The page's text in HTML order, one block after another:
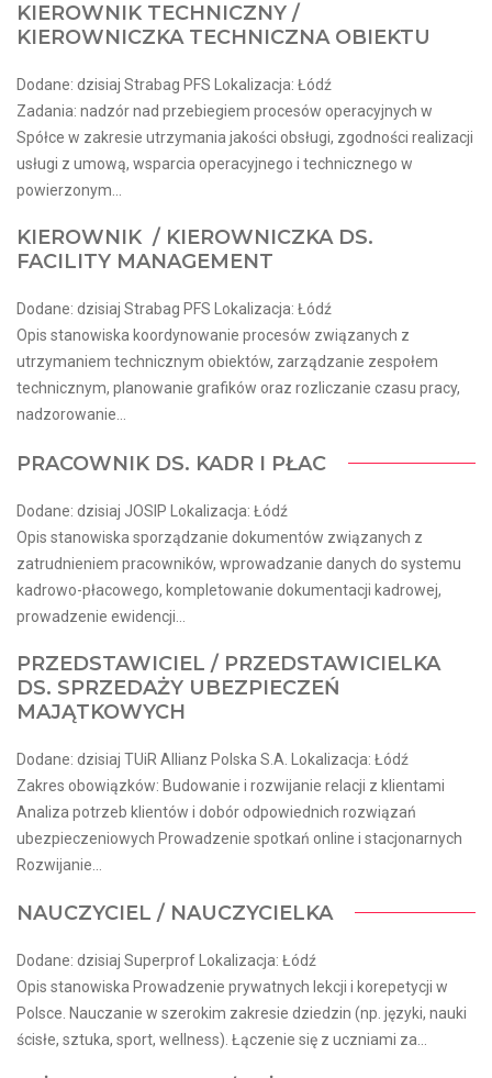
KIEROWNIK TECHNICZNY /
KIEROWNICZKA TECHNICZNA OBIEKTU
Dodane: dzisiaj Strabag PFS Lokalizacja: Łódź
Zadania: nadzór nad przebiegiem procesów operacyjnych w
Spółce w zakresie utrzymania jakości obsługi, zgodności realizacji
usługi z umową, wsparcia operacyjnego i technicznego w
powierzonym...
KIEROWNIK / KIEROWNICZKA DS.
FACILITY MANAGEMENT
Dodane: dzisiaj Strabag PFS Lokalizacja: Łódź
Opis stanowiska koordynowanie procesów związanych z
utrzymaniem technicznym obiektów, zarządzanie zespołem
technicznym, planowanie grafików oraz rozliczanie czasu pracy,
nadzorowanie...
PRACOWNIK DS. KADR I PŁAC
Dodane: dzisiaj JOSIP Lokalizacja: Łódź
Opis stanowiska sporządzanie dokumentów związanych z
zatrudnieniem pracowników, wprowadzanie danych do systemu
kadrowo-płacowego, kompletowanie dokumentacji kadrowej,
prowadzenie ewidencji...
PRZEDSTAWICIEL / PRZEDSTAWICIELKA
DS. SPRZEDAŻY UBEZPIECZEŃ
MAJĄTKOWYCH
Dodane: dzisiaj TUiR Allianz Polska S.A. Lokalizacja: Łódź
Zakres obowiązków: Budowanie i rozwijanie relacji z klientami
Analiza potrzeb klientów i dobór odpowiednich rozwiązań
ubezpieczeniowych Prowadzenie spotkań online i stacjonarnych
Rozwijanie...
NAUCZYCIEL / NAUCZYCIELKA
Dodane: dzisiaj Superprof Lokalizacja: Łódź
Opis stanowiska Prowadzenie prywatnych lekcji i korepetycji w
Polsce. Nauczanie w szerokim zakresie dziedzin (np. języki, nauki
ścisłe, sztuka, sport, wellness). Łączenie się z uczniami za...